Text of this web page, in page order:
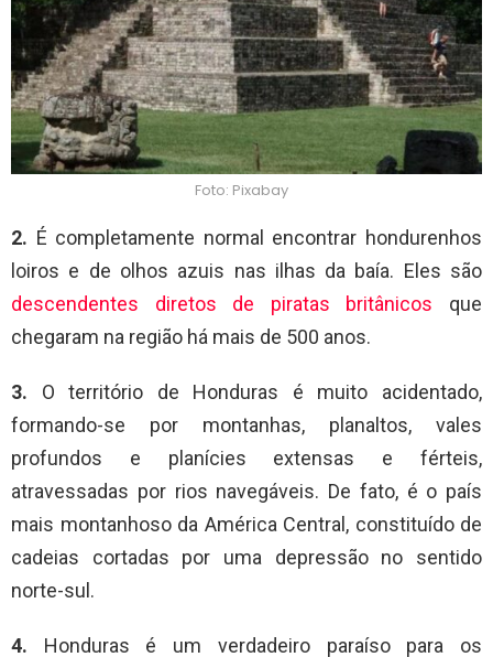
Foto: Pixabay
2. É completamente normal encontrar hondurenhos
loiros e de olhos azuis nas ilhas da baía. Eles são
descendentes diretos de piratas britânicos que
chegaram na região há mais de 500 anos.
3. O território de Honduras é muito acidentado,
formando-se por montanhas, planaltos, vales
profundos e planícies extensas e férteis,
atravessadas ​​por rios navegáveis. De fato, é o país
mais montanhoso da América Central, constituído de
cadeias cortadas por uma depressão no sentido
norte-sul.
4. Honduras é um verdadeiro paraíso para os